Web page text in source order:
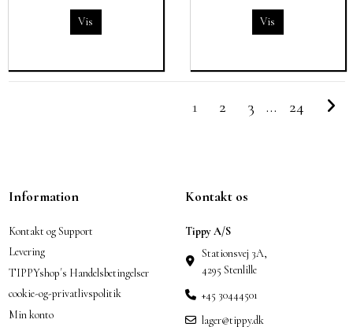
Vis Vis
1 2 3 … 24
Information
Kontakt og Support
Levering
TIPPYshop´s Handelsbetingelser
cookie-og-privatlivspolitik
Min konto
Kontakt os
Tippy A/S
Stationsvej 3A,
4295 Stenlille
+45 30444501
lager@tippy.dk